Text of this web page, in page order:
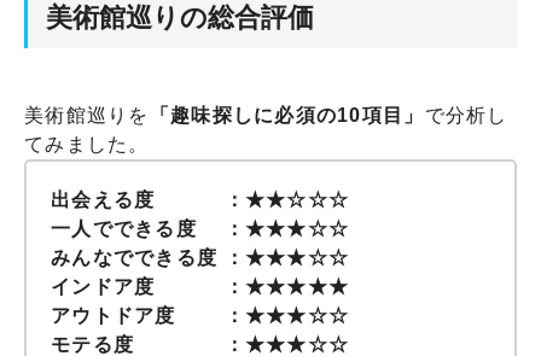
美術館巡りの総合評価
美術館巡りを 「趣味探しに必須の10項目」 で分析し
てみました。
出会える度 ：★★☆☆☆
一人でできる度 ：★★★☆☆
みんなでできる度 ：★★★☆☆
インドア度 ：★★★★★
アウトドア度 ：★★★☆☆
モテる度 ：★★★☆☆